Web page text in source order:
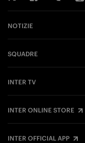
NOTIZIE
SQUADRE
INTER TV
INTER ONLINE STORE
INTER OFFICIAL APP